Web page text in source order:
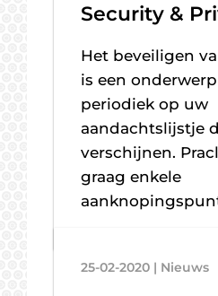
Security &
Het beveiligen
is een
periodiek op uw
aandachtslijstje
verschijnen.
graag enkele
25-02-2020 | Nieuws